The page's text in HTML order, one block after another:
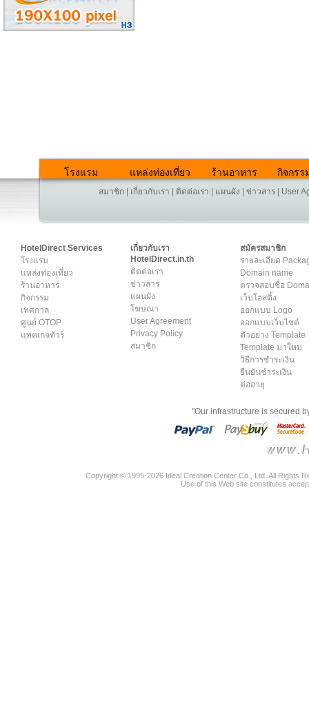
โรงแรม แหล่งท่องเที่ยว ร้านอาหาร กิจกรร
สมาชิก เกี่ยวกับเรา ติดต่อเรา แผนผัง ข่าวสาร User
HotelDirect Services
โรงแรม
แหล่งท่องเที่ยว
ร้านอาหาร
กิจกรรม
เทศกาล
ศูนย์ OTOP
แพคเกจทัวร์
เกี่ยวกับเรา
HotelDirect.in.th
ติดต่อเรา
ข่าวสาร
แผนผัง
โฆษณา
User Agreement
Privacy Policy
สมาชิก
สมัครสมาชิก
รายละเอียด
Domain name
ตรวจสอบชื่อ
เว็บโฮสติ้ง
ออกแบบ Logo
ออกแบบเว็บไซต์
ตัวอย่าง Template
Template มาใหม่
วิธีการชำระเงิน
ยืนยันชำระเงิน
ต่ออายุ
"Our infrastructure is secured
Copyright © 1995-2026 Ideal Creation Center Co., Ltd. All Rights
Use of this Web site constitutes